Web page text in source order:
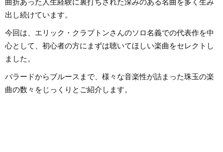
曲折あった人生経験に裏打ちされた深みのある名曲を多く生み
出し続けています。
今回は、エリック・クラプトンさんのソロ名義での代表作を中
心として、初心者の方にまずは聴いてほしい楽曲をセレクトし
ました。
バラードからブルースまで、様々な音楽性が詰まった珠玉の楽
曲の数々をじっくりとご紹介します。